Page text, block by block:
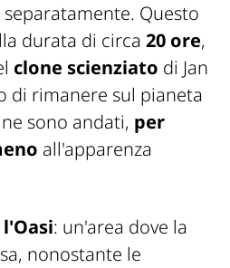
Questo
durata di circa 20 ore,
clone scienziato di Jan
di rimanere sul pianeta
sono andati, per
all'apparenza
l'Oasi: un'area dove la
nonostante le